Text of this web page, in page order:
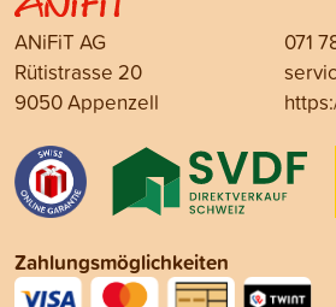
ANiFiT AG
Rütistrasse 20
9050 Appenzell
071
Zahlungsmöglichkeiten